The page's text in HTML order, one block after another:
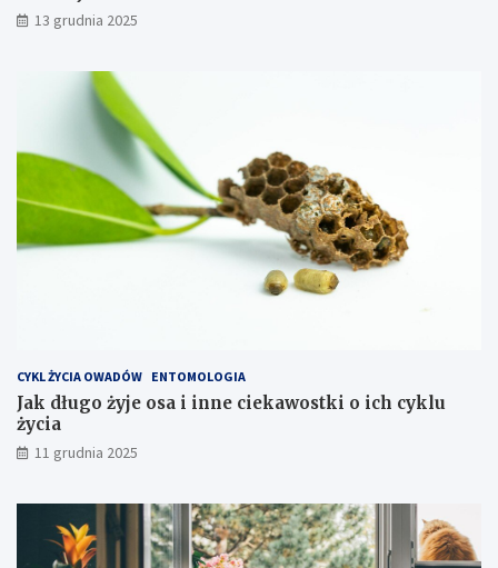
l
ć
o
t
l
o
a
t
j
d
h
13 grudnia 2025
CYKL ŻYCIA OWADÓW ENTOMOLOGIA
Jak długo żyje osa i inne ciekawostki o ich cyklu
życia
11 grudnia 2025